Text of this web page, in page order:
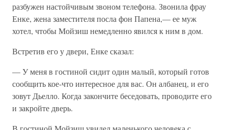
разбужен настойчивым звоном телефона. Звонила фрау
Енке, жена заместителя посла фон Папена,— ее муж
хотел, чтобы Мойзиш немедленно явился к ним в дом.
Встретив его у двери, Енке сказал:
— У меня в гостиной сидит один малый, который готов
сообщить кое-что интересное для вас. Он албанец, и его
зовут Дьелло. Когда закончите беседовать, проводите его
и закройте дверь.